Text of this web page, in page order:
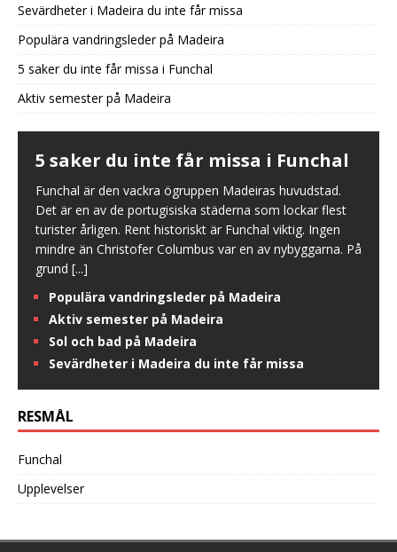
Sevärdheter i Madeira du inte får missa
Populära vandringsleder på Madeira
5 saker du inte får missa i Funchal
Aktiv semester på Madeira
5 saker du inte får missa i Funchal
Funchal är den vackra ögruppen Madeiras huvudstad.
Det är en av de portugisiska städerna som lockar flest
turister årligen. Rent historiskt är Funchal viktig. Ingen
mindre än Christofer Columbus var en av nybyggarna. På
grund [...]
Populära vandringsleder på Madeira
Aktiv semester på Madeira
Sol och bad på Madeira
Sevärdheter i Madeira du inte får missa
RESMÅL
Funchal
Upplevelser